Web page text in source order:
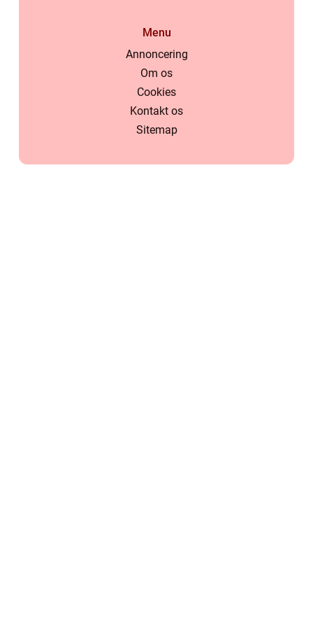
Menu
Annoncering
Om os
Cookies
Kontakt os
Sitemap